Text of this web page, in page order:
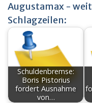
Augustamax -
Schlagzeilen:
Schuldenbremse:
Boris Pistorius
fordert Ausnahme
von…